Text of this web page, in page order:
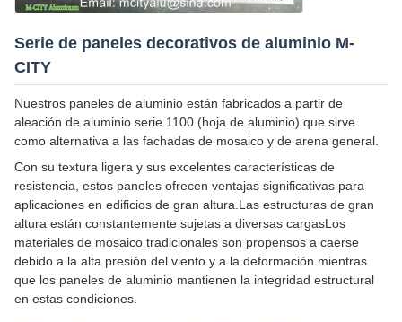
Serie de paneles decorativos de aluminio M-
CITY
Nuestros paneles de aluminio están fabricados a partir de
aleación de aluminio serie 1100 (hoja de aluminio).que sirve
como alternativa a las fachadas de mosaico y de arena general.
Con su textura ligera y sus excelentes características de
resistencia, estos paneles ofrecen ventajas significativas para
aplicaciones en edificios de gran altura.Las estructuras de gran
altura están constantemente sujetas a diversas cargasLos
materiales de mosaico tradicionales son propensos a caerse
debido a la alta presión del viento y a la deformación.mientras
que los paneles de aluminio mantienen la integridad estructural
en estas condiciones.